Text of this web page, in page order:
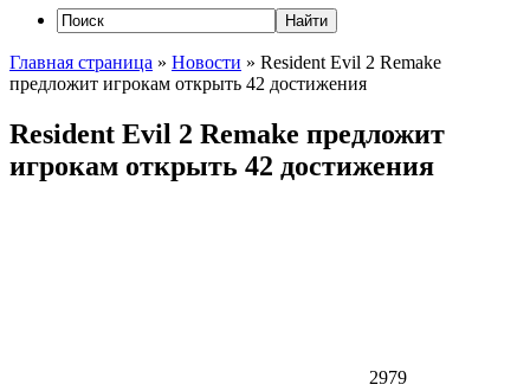
Главная страница » Новости » Resident Evil 2 Remake
предложит игрокам открыть 42 достижения
Resident Evil 2 Remake предложит
игрокам открыть 42 достижения
2979